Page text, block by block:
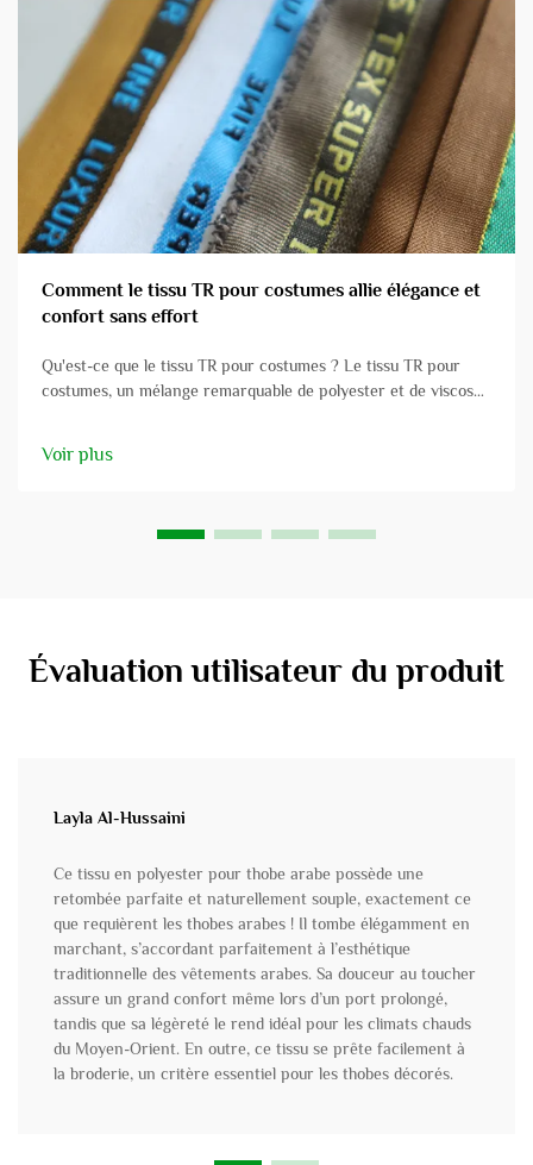
Comment le tissu TR pour costumes allie élégance et
confort sans effort
Qu'est-ce que le tissu TR pour costumes ? Le tissu TR pour
costumes, un mélange remarquable de polyester et de viscose,
résistance du polyester à la douceur et au confort de la
Voir plus
Évaluation utilisateur du produit
Layla Al-Hussaini
Ce tissu en polyester pour thobe arabe possède une
retombée parfaite et naturellement souple, exactement ce
que requièrent les thobes arabes ! Il tombe élégamment en
marchant, s’accordant parfaitement à l’esthétique
traditionnelle des vêtements arabes. Sa douceur au toucher
assure un grand confort même lors d’un port prolongé,
tandis que sa légèreté le rend idéal pour les climats chauds
du Moyen-Orient. En outre, ce tissu se prête facilement à
la broderie, un critère essentiel pour les thobes décorés.